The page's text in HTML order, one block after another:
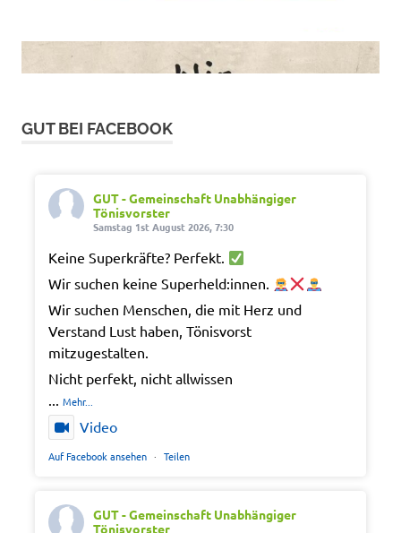
GUT BEI FACEBOOK
GUT - Gemeinschaft Unabhängiger
Tönisvorster
Samstag 1st August 2026, 7:30
Keine Superkräfte? Perfekt.
Wir suchen keine Superheld:innen.
Wir suchen Menschen, die mit Herz und
Verstand Lust haben, Tönisvorst
mitzugestalten.
Nicht perfekt, nicht allwissen
... Mehr...
Video
Auf Facebook ansehen · Teilen
GUT - Gemeinschaft Unabhängiger
Tönisvorster